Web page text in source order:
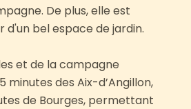
De plus, elle est
bel espace de jardin.
et de la campagne
des Aix-d’Angillon,
de Bourges, permettant